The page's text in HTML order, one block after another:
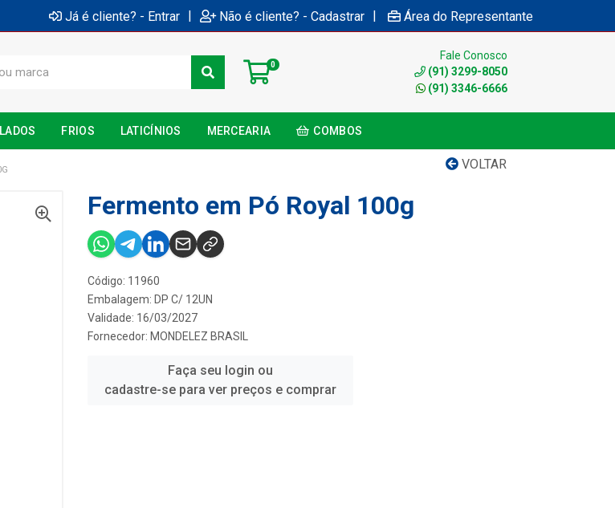
Já é cliente? - Entrar | Não é cliente? - Cadastrar | Área do Representante
0
Fale Conosco
(91) 3299-8050
(91) 3346-6666
FRIOS LATICÍNIOS MERCEARIA COMBOS
VOLTAR
Fermento em Pó Royal 100g
Código: 11960
Embalagem: DP C/ 12UN
Validade: 16/03/2027
Fornecedor: MONDELEZ BRASIL
Faça seu login ou
cadastre-se para ver preços e comprar